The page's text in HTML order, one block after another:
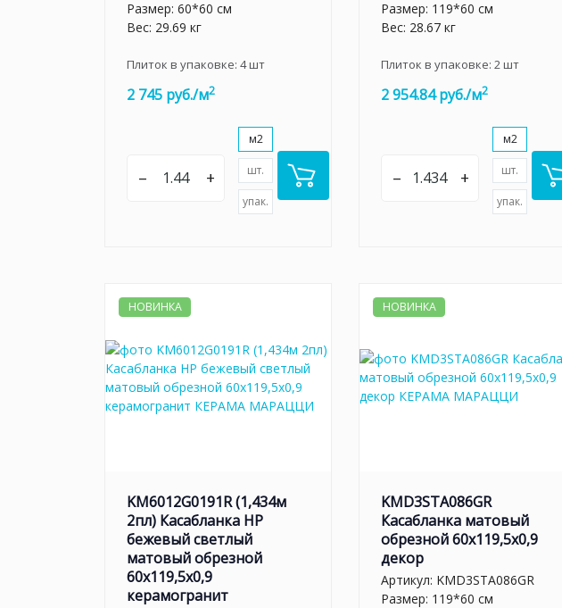
Размер: 60*60 см
Вес: 29.69 кг
Плиток в упаковке: 4шт
2 745 руб./м2
– +
м2
шт.
упак.
Размер: 119*60 см
Вес: 28.67 кг
Плиток в упаковке: 2 шт
2 954.84 руб./м2
– +
м2
шт.
упак.
НОВИНКА
KM6012G0191R (1,434м
2пл) Касабланка HP
бежевый светлый
матовый обрезной
60x119,5x0,9
керамогранит
НОВИНКА
KMD3STA086GR
Касабланка матовый
обрезной 60x119,5x0,9
декор
Артикул: KMD3STA086GR
Размер: 119*60 см